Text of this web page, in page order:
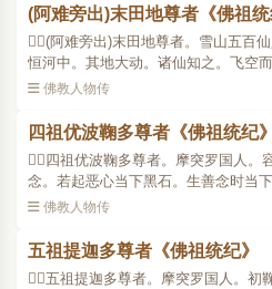
(阿难旁出)末田地尊者《佛祖统
(阿难旁出)末田地尊者。雪山五百
恒河中。其地大动。诸仙知之。飞空
悉成金地。五百仙人俱得出家成阿罗
佛教人物传
四祖优波鞠多尊者《佛祖统纪》
四祖优波鞠多尊者。摩突罗国人。
念。若起恶心当下黑石。生善念时当
多。次白黑等。至七日满唯有白石。
佛教人物传
五祖提迦多尊者《佛祖统纪》
五祖提迦多尊者。摩突罗国人。初